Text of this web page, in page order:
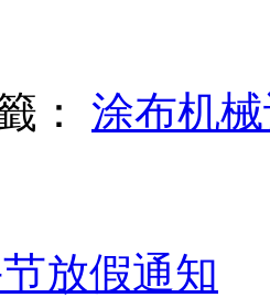
：
涂布机
放假通知